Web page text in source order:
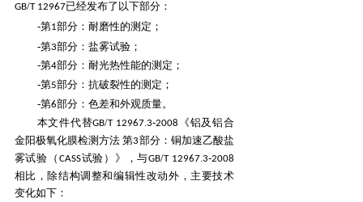
GB/T 12967已经发布了以下部分：
-第1部分：耐磨性的测定；
-第3部分：盐雾试验；
-第4部分：耐光热性能的测定；
-第5部分：抗破裂性的测定；
-第6部分：色差和外观质量。
本文件代替GB/T 12967.3-2008
《铝及铝合
金阳极氧化膜检测方法 第3部分：铜加速乙酸盐
雾试验（ CASS试验）》，与GB/T 12967.3-2008
相比，除结构调整和编辑性改动外，主要技术
变化如下：